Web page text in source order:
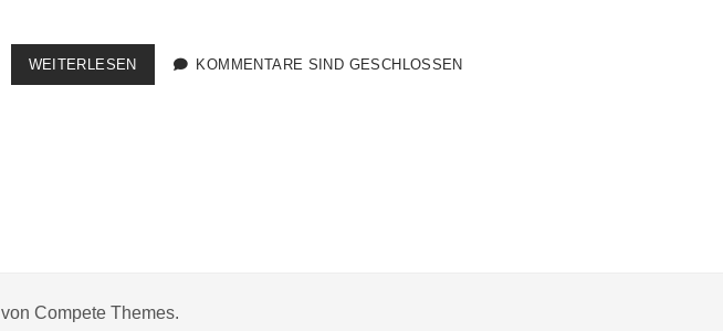
WEITERLESENWINDOWS
10
KOMMENTARE SIND GESCHLOSSEN
von Compete Themes.